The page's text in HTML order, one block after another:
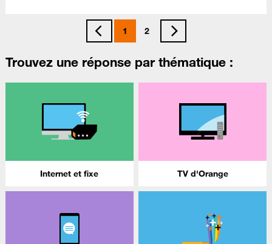
1 2
Trouvez une réponse par thématique :
Internet et fixe TV d'Orange